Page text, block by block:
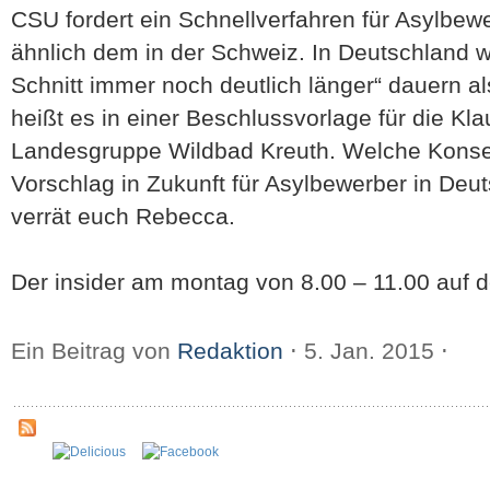
CSU fordert ein Schnellverfahren für
ähnlich dem in der Schweiz. In Deutschland
Schnitt immer noch deutlich länger“ dauern
heißt es in einer Beschlussvorlage für die
Landesgruppe Wildbad Kreuth. Welche
Vorschlag in Zukunft für Asylbewerber in
verrät euch Rebecca.
Der insider am montag von 8.00 – 11.00 auf
Ein Beitrag von Redaktion ⋅ 5. Jan. 2015 ⋅